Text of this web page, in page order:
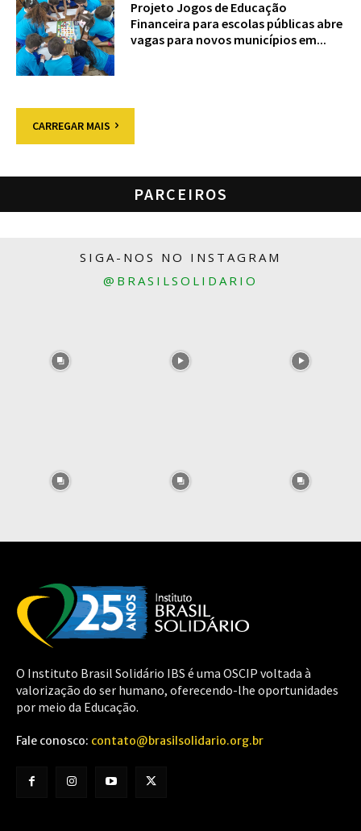
Projeto Jogos de Educação
Financeira para escolas públicas abre
vagas para novos municípios em...
CARREGAR MAIS
PARCEIROS
SIGA-NOS NO INSTAGRAM
@BRASILSOLIDARIO
O Instituto Brasil Solidário IBS é uma OSCIP voltada à
valorização do ser humano, oferecendo-lhe oportunidades
por meio da Educação.
Fale conosco: contato@brasilsolidario.org.br